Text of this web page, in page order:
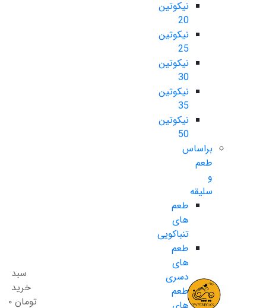
نیکوتین
20
نیکوتین
25
نیکوتین
30
نیکوتین
35
نیکوتین
50
براساس
طعم
و
سلیقه
طعم
های
تنباکویی
طعم
های
دسری
طعم
سبد
خرید
تومان ۰